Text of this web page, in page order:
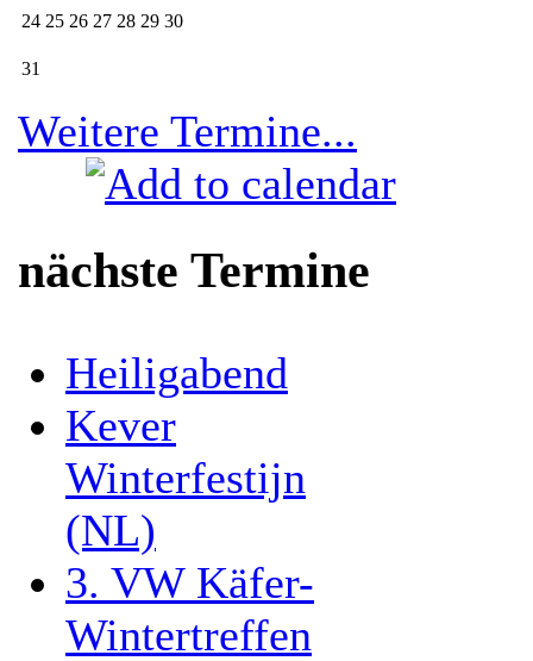
24 25 26 27 28 29 30
31
Weitere Termine...
nächste Termine
Heiligabend
Kever
Winterfestijn
(NL)
3. VW Käfer-
Wintertreffen